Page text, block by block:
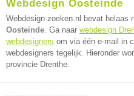
Webdesign Oosteinde
Webdesign-zoeken.nl bevat helaas
Oosteinde. Ga naar webdesign
webdesigners om via één e-mail in
webdesigners tegelijk. Hieronder
provincie Drenthe.